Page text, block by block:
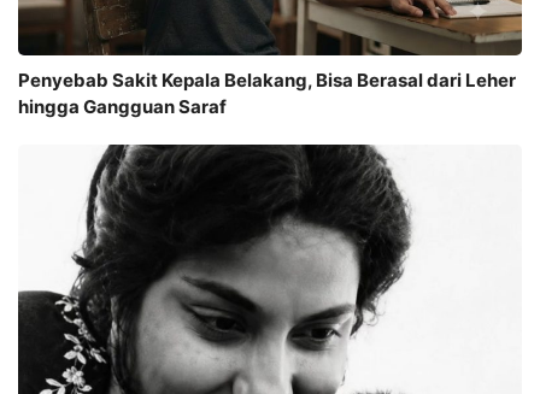
Penyebab Sakit Kepala Belakang, Bisa Berasal dari Leher
hingga Gangguan Saraf